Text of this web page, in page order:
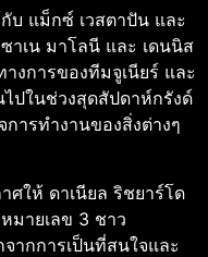
บ แม็กซ์ เวสตาปัน และ
าเน มาโลนี และ เดนนิส
างการของทีมจูเนียร์ และ
ปในช่วงสุดสัปดาห์กรังด์
การทำงานของสิ่งต่างๆ
ศให้ ดาเนียล ริชยาร์โด
มายเลข 3 ชาว
ากการเป็นที่สนใจและ